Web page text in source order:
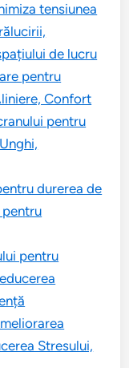
tensiunea
de lucru
pentru
Confort
pentru
durerea de
pentru
Stresului,